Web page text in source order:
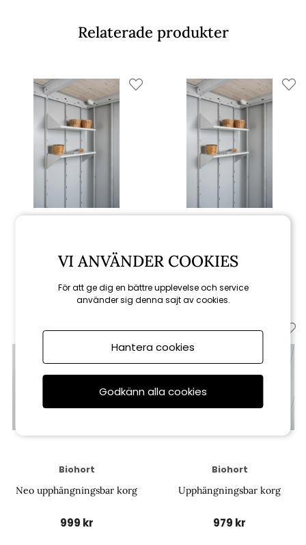
Relaterade produkter
Biohort
Neo upphängningsbar korg
999 kr
Biohort
Upphängningsbar korg
979 kr
VI ANVÄNDER COOKIES
För att ge dig en bättre upplevelse och service
använder sig denna sajt av cookies.
Hantera cookies
Godkänn alla cookies